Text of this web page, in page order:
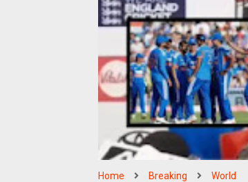
Home Breaking World